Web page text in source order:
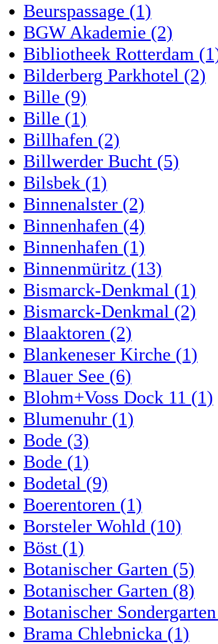
Beurspassage (1)
BGW Akademie (2)
Bibliotheek Rotterdam
Bilderberg Parkhotel (2)
Bille (9)
Bille (1)
Billhafen (2)
Billwerder Bucht (5)
Bilsbek (1)
Binnenalster (2)
Binnenhafen (4)
Binnenhafen (1)
Binnenmüritz (13)
Bismarck-Denkmal (1)
Bismarck-Denkmal (2)
Blaaktoren (2)
Blankeneser Kirche (1)
Blauer See (6)
Blohm+Voss Dock 11 (1)
Blumenuhr (1)
Bode (3)
Bode (1)
Bodetal (9)
Boerentoren (1)
Borsteler Wohld (10)
Böst (1)
Botanischer Garten (5)
Botanischer Garten (8)
Botanischer
Brama Chlebnicka (1)